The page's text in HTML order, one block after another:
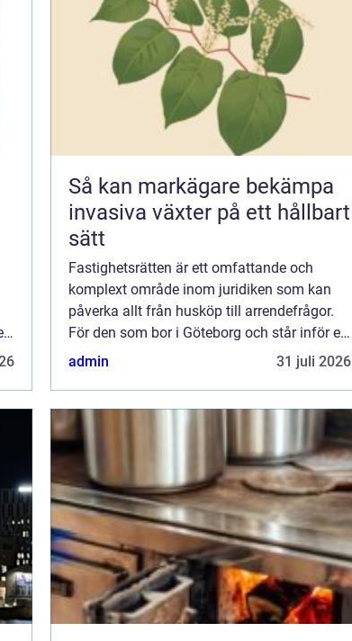
Så kan markägare bekämpa
invasiva växter på ett hållbart
sätt
Fastighetsrätten är ett omfattande och
komplext område inom juridiken som kan
påverka allt från husköp till arrendefrågor.
För den som bor i Göteborg och står inför en
fastighetsrelaterad tv...
admin 31 juli 2026